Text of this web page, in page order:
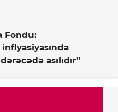
Fondu:
asılıdır”